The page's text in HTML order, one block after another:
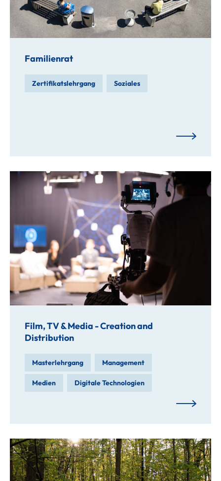
Familienrat
Zertifikatslehrgang Soziales
Film, TV & Media - Creation and
Distribution
Masterlehrgang Management
Medien Digitale Technologien